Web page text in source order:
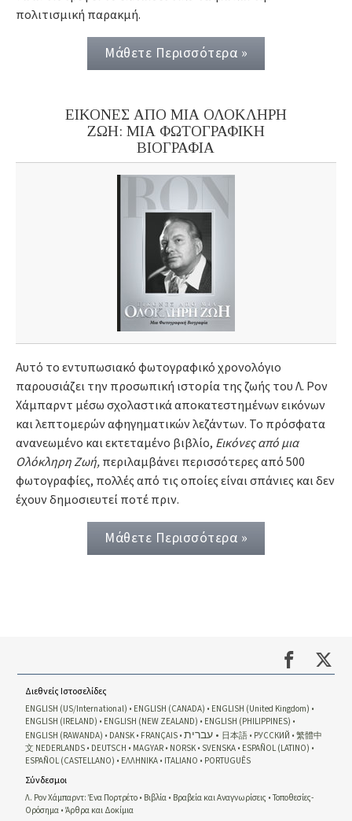
πολιτισμική παρακμή.
Μάθετε Περισσότερα »
ΕΙΚΟΝΕΣ ΑΠΟ ΜΙΑ ΟΛΟΚΛΗΡΗ
ΖΩΗ: ΜΙΑ ΦΩΤΟΓΡΑΦΙΚΗ
ΒΙΟΓΡΑΦΙΑ
Αυτό το εντυπωσιακό φωτογραφικό χρονολόγιο
παρουσιάζει την προσωπική ιστορία της ζωής του Λ. Ρον
Χάμπαρντ μέσω σχολαστικά αποκατεστημένων εικόνων
και λεπτομερών αφηγηματικών λεζάντων. Το πρόσφατα
ανανεωμένο και εκτεταμένο βιβλίο, Εικόνες από μια
Ολόκληρη Ζωή,περιλαμβάνει περισσότερες από 500
φωτογραφίες, πολλές από τις οποίες είναι σπάνιες και δεν
έχουν δημοσιευτεί ποτέ πριν.
Μάθετε Περισσότερα »
Διεθνείς Ιστοσελίδες
ENGLISH (US/International) ENGLISH (CANADA)
ENGLISH (United Kingdom)
ENGLISH (IRELAND)
ENGLISH (NEW ZEALAND)
ENGLISH (PHILIPPINES)
ENGLISH (RAWANDA)
DANSK FRANÇAIS עברית 日本語 РУССКИЙ
繁體中
文 NEDERLANDS DEUTSCH MAGYAR NORSK SVENSKA ESPAÑOL (LATINO)
ESPAÑOL (CASTELLANO)
ΕΛΛΗΝΙΚA ITALIANO PORTUGUÊS
Σύνδεσμοι
Λ. Ρον Χάμπαρντ: Ένα Πορτρέτο Βιβλία Βραβεία και Αναγνωρίσεις
Τοποθεσίες-
Ορόσημα Άρθρα και Δοκίμια